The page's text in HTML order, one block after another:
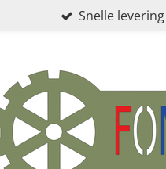
Snelle